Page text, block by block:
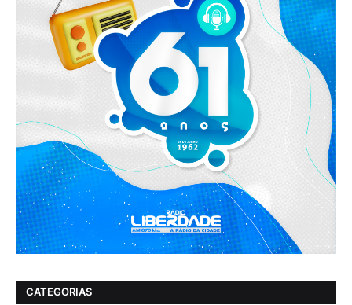
CATEGORIAS